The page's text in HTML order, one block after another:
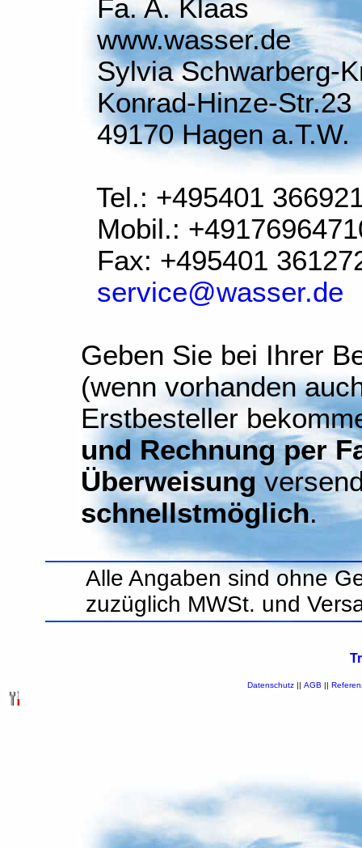
Fa. A. Klaas
www.wasser.de
Sylvia Schwarberg-
Konrad-Hinze-Str.23
49170 Hagen a.T.W.
Tel.: +495401
Mobil.:
Fax: +495401
service@wasser.de
Geben Sie bei Ihrer
(wenn vorhanden
Erstbesteller
und Rechnung per
Überweisung
schnellstmöglich.
Alle Angaben sind ohne
zuzüglich MWSt. und
Datenschutz|| AGB ||